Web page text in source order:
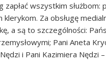
wszystkim
Za obsługę
a są to szczególności:
Pani Aneta
i Pani Kazimiera Nędzi